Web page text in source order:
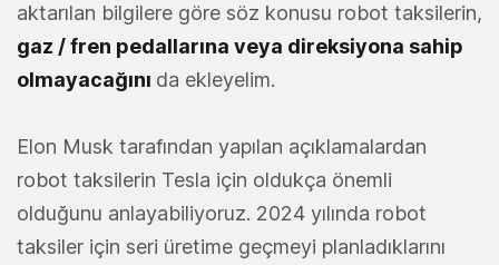
aktarılan bilgilere göre söz konusu robot taksilerin,
gaz / fren pedallarına veya direksiyona sahip
olmayacağını da ekleyelim.
Elon Musk tarafından yapılan açıklamalardan
robot taksilerin Tesla için oldukça önemli
olduğunu anlayabiliyoruz. 2024 yılında robot
taksiler için seri üretime geçmeyi planladıklarını